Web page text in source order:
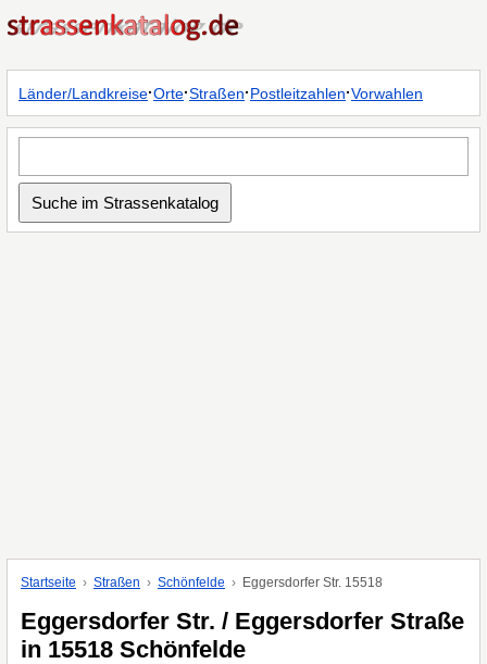
Länder/Landkreise·Orte·Straßen·Postleitzahlen·Vorwahlen
Startseite Straßen Schönfelde Eggersdorfer Str. 15518
Eggersdorfer Str. / Eggersdorfer Straße
in 15518 Schönfelde